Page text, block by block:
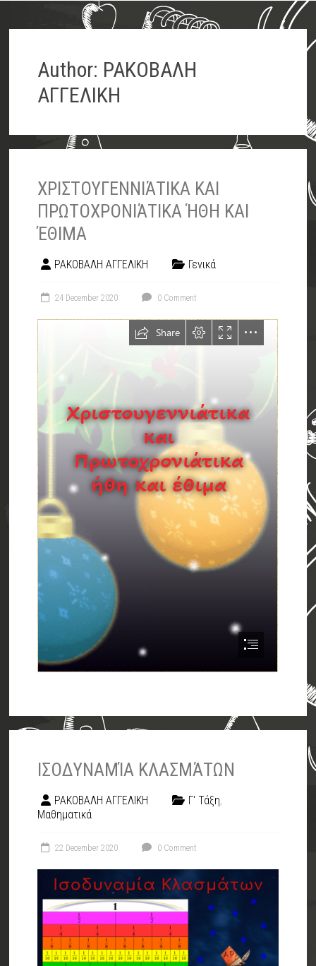
Author: ΡΑΚΟΒΑΛΗ
ΑΓΓΕΛΙΚΗ
ΧΡΙΣΤΟΥΓΕΝΝΙΆΤΙΚΑ ΚΑΙ
ΠΡΩΤΟΧΡΟΝΙΆΤΙΚΑ ΉΘΗ ΚΑΙ
ΈΘΙΜΑ
ΡΑΚΟΒΑΛΗ ΑΓΓΕΛΙΚΗ Γενικά
24 December 2020 0 Comment
ΙΣΟΔΥΝΑΜΊΑ ΚΛΑΣΜΆΤΩΝ
ΡΑΚΟΒΑΛΗ ΑΓΓΕΛΙΚΗ Γ' Τάξη,
Μαθηματικά
22 December 2020 0 Comment